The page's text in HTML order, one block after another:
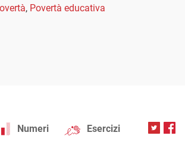
, Povertà educativa
Numeri Esercizi